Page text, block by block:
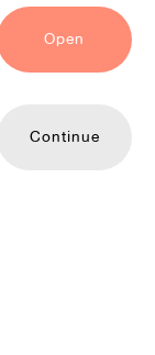
Open
Continue